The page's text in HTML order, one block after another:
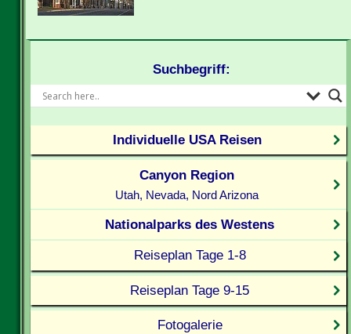
Suchbegriff:
Individuelle USA Reisen
Canyon Region
Utah, Nevada, Nord Arizona
Nationalparks des Westens
Reiseplan Tage 1-8
Reiseplan Tage 9-15
Fotogalerie